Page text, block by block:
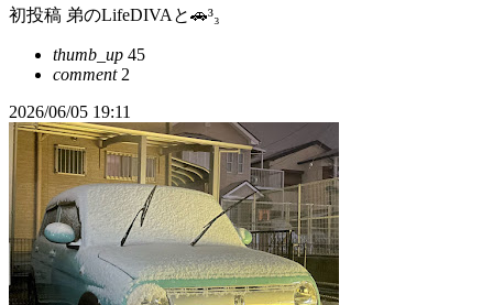
初投稿 弟のLifeDIVAと🚗³₃
thumb_up 45
comment2
2026/06/05 19:11